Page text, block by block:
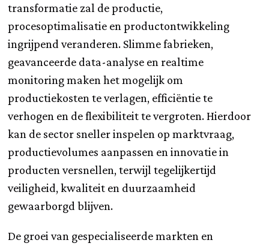
transformatie zal de productie,
procesoptimalisatie en productontwikkeling
ingrijpend veranderen. Slimme fabrieken,
geavanceerde data-analyse en realtime
monitoring maken het mogelijk om
productiekosten te verlagen, efficiëntie te
verhogen en de flexibiliteit te vergroten. Hierdoor
kan de sector sneller inspelen op marktvraag,
productievolumes aanpassen en innovatie in
producten versnellen, terwijl tegelijkertijd
veiligheid, kwaliteit en duurzaamheid
gewaarborgd blijven.
De groei van gespecialiseerde markten en